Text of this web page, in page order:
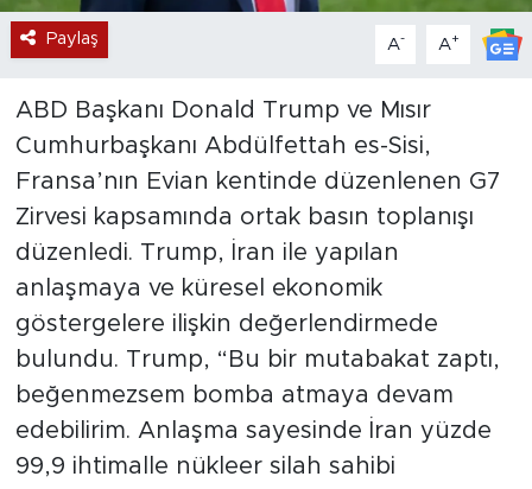
Paylaş A- A+
ABD Başkanı Donald Trump ve Mısır
Cumhurbaşkanı Abdülfettah es-Sisi,
Fransa’nın Evian kentinde düzenlenen G7
Zirvesi kapsamında ortak basın toplanışı
düzenledi. Trump, İran ile yapılan
anlaşmaya ve küresel ekonomik
göstergelere ilişkin değerlendirmede
bulundu. Trump, “Bu bir mutabakat zaptı,
beğenmezsem bomba atmaya devam
edebilirim. Anlaşma sayesinde İran yüzde
99,9 ihtimalle nükleer silah sahibi